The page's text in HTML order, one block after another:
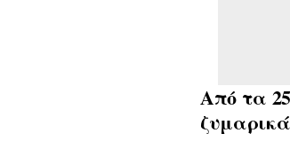
Από τα
ζυμαρικά